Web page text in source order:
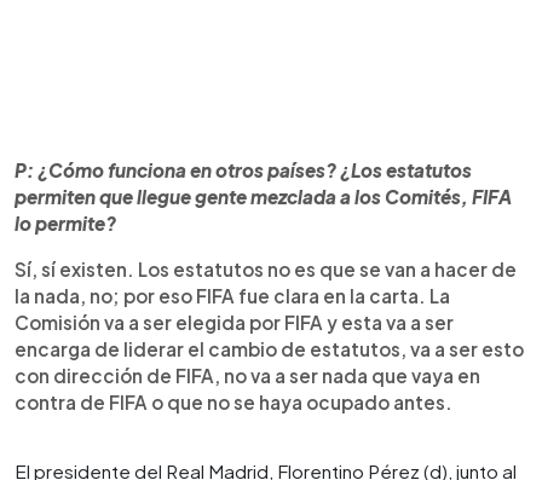
P: ¿Cómo funciona en otros países? ¿Los estatutos
permiten que llegue gente mezclada a los Comités, FIFA
lo permite?
Sí, sí existen. Los estatutos no es que se van a hacer de
la nada, no; por eso FIFA fue clara en la carta. La
Comisión va a ser elegida por FIFA y esta va a ser
encarga de liderar el cambio de estatutos, va a ser esto
con dirección de FIFA, no va a ser nada que vaya en
contra de FIFA o que no se haya ocupado antes.
El presidente del Real Madrid, Florentino Pérez (d), junto al